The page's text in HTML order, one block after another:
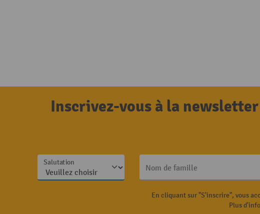
Inscrivez-vous à la
Salutation
Nom de famille
En cliquant sur "S'inscrire", vous
Plus